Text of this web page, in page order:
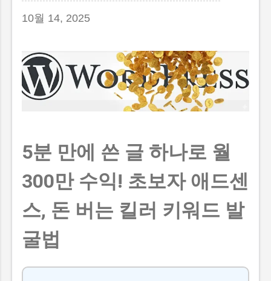
수익형 채널을 넘어 설득과 전환의 도구로 5. 전
의 습격 혹시 요즘 정성껏 작성한 포스팅의 방
문자 수나 조회수가 예전만 못하다고 느껴본 적
있으신가요? 마음을 담아 글을 올렸는데도 반
응이 예전 같지 않다면, 그건 결코 여러분의 정
전히 이동하고 있기 때문이에요. 이제 사용자들
은 긴 글을 읽기보다 짧은 영상인 쇼츠, 릴스, 클
립을 먼저 찾거나 검색 창에서 바로 답을 얻어
냅니다. 네이버에 새롭게 도입된 AI 탭이나 요약
기능은 사용자가 굳이 개별 블로그를 클릭하지
않아도 필요한 기초 정보를 검색 결과창 내에서
즉시 확인하게 만들어 주고 있죠. 이러한 현상
을 바로 제로 클릭(Zero-Click) 이라고 부릅니다.
예전처럼 상단에 내 글을 올려두기만 하면 자연
10월 14, 2025
5분 만에 쓴 글 하나로 월
300만 수익! 초보자 애드센
스, 돈 버는 킬러 키워드 발
굴법